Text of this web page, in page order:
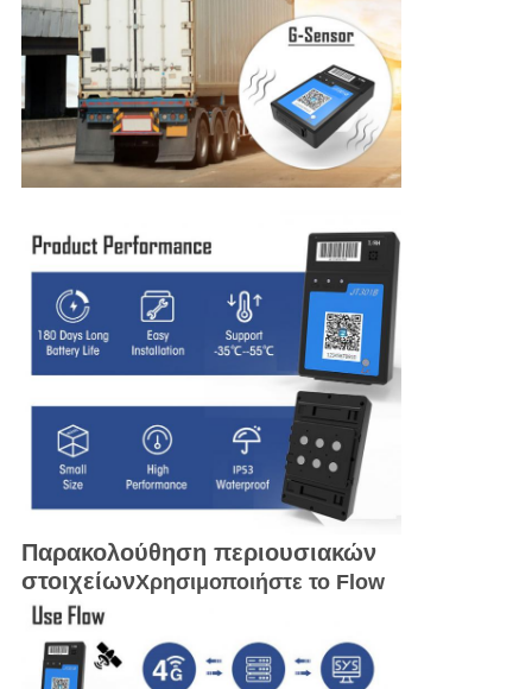
Παρακολούθηση περιουσιακών
στοιχείωνΧρησιμοποιήστε το Flow